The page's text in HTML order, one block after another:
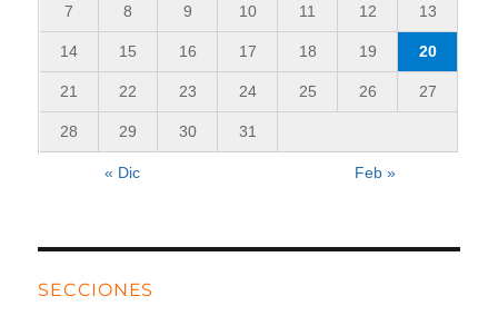
7 8 9 10 11 12 13
14 15 16 17 18 19 20
21 22 23 24 25 26 27
28 29 30 31
« Dic Feb »
SECCIONES